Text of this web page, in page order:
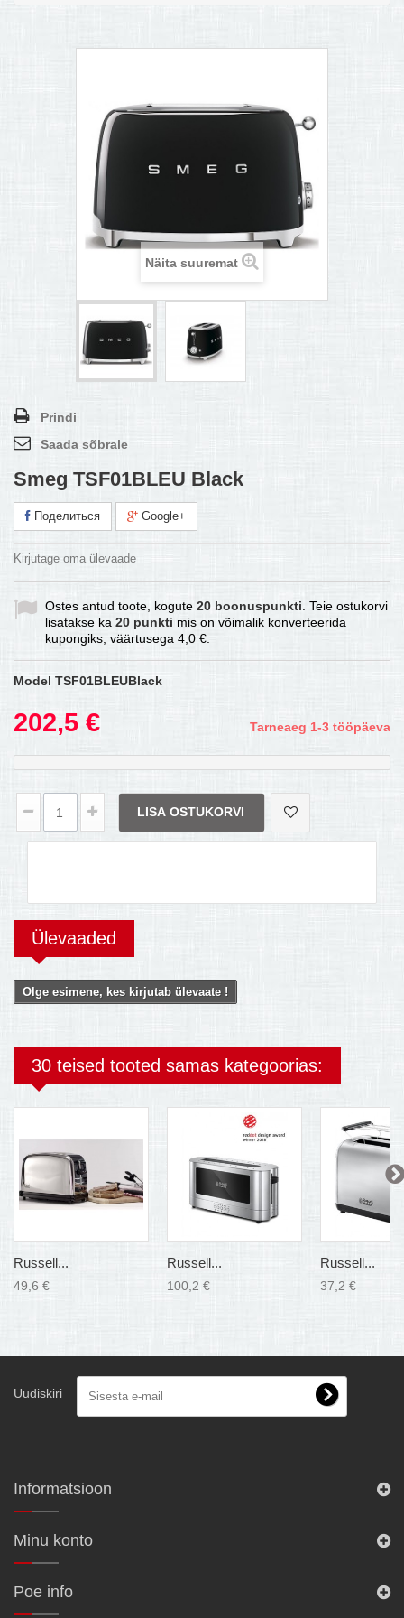
TÕUKERATAD
Näita suuremat
Prindi
Saada sõbrale
Smeg TSF01BLEU Black
Поделиться Google+
Kirjutage oma ülevaade
Ostes antud toote, kogute 20 boonuspunkti . Teie ostukorvi
lisatakse ka 20 punkti mis on võimalik konverteerida
kupongiks, väärtusega 4,0 €
Model TSF01BLEUBlack
202,5 € Tarneaeg 1-3 tööpäeva
LISA OSTUKORVI
Ülevaaded
Olge esimene, kes kirjutab ülevaate !
30 teised tooted samas kategoorias:
Russell...
49,6 €
Russell...
100,2 €
Russell...
37,2 €
Uudiskiri
Informatsioon
Minu konto
Poe info